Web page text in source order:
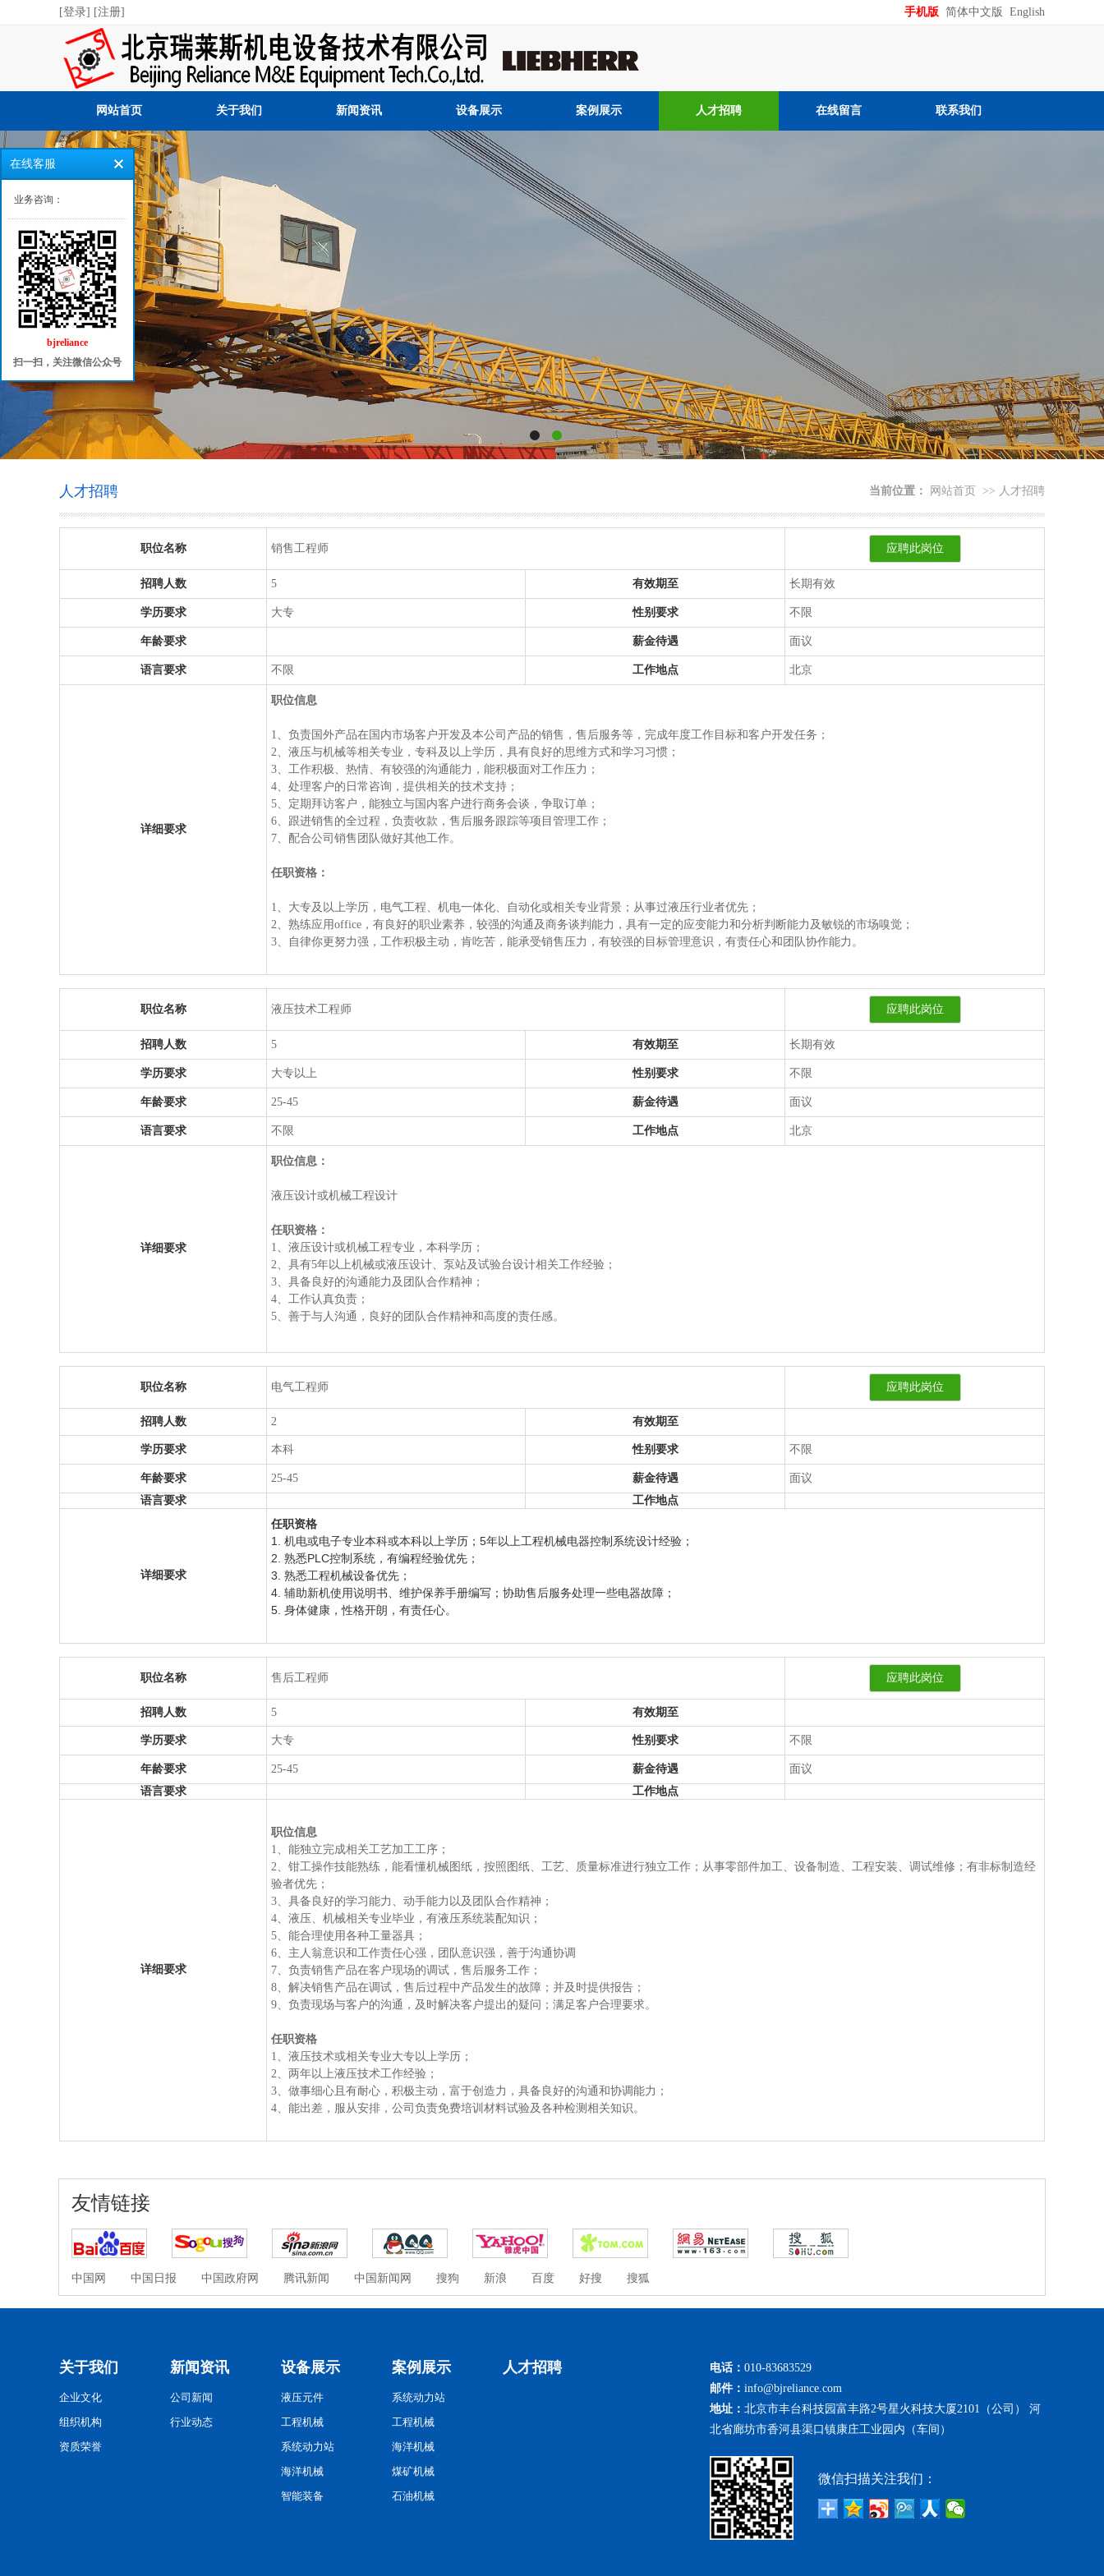
[登录] [注册] 手机版 简体中文版 English
网站首页 关于我们 新闻资讯 设备展示 案例展示 人才招聘 在线留言 联系我们
当前位置： 网站首页 >> 人才招聘
人才招聘
职位名称 销售工程师 应聘此岗位
招聘人数 5 有效期至 长期有效
学历要求 大专 性别要求 不限
年龄要求 薪金待遇 面议
语言要求 不限 工作地点 北京
详细要求
职位信息
1、负责国外产品在国内市场客户开发及本公司产品的销售，售后服务等，完成年度工作目标和客户开发任务；
2、液压与机械等相关专业，专科及以上学历，具有良好的思维方式和学习习惯；
3、工作积极、热情、有较强的沟通能力，能积极面对工作压力；
4、处理客户的日常咨询，提供相关的技术支持；
5、定期拜访客户，能独立与国内客户进行商务会谈，争取订单；
6、跟进销售的全过程，负责收款，售后服务跟踪等项目管理工作；
7、配合公司销售团队做好其他工作。
任职资格：
1、大专及以上学历，电气工程、机电一体化、自动化或相关专业背景；从事过液压行业者优先；
2、熟练应用office，有良好的职业素养，较强的沟通及商务谈判能力，具有一定的应变能力和分析判断能力及敏锐的市场嗅觉；
3、自律你更努力强，工作积极主动，肯吃苦，能承受销售压力，有较强的目标管理意识，有责任心和团队协作能力。
职位名称 液压技术工程师 应聘此岗位
招聘人数 5 有效期至 长期有效
学历要求 大专以上 性别要求 不限
年龄要求 25-45 薪金待遇 面议
语言要求 不限 工作地点 北京
详细要求
职位信息：
液压设计或机械工程设计
任职资格：
1、液压设计或机械工程专业，本科学历；
2、具有5年以上机械或液压设计、泵站及试验台设计相关工作经验；
3、具备良好的沟通能力及团队合作精神；
4、工作认真负责；
5、善于与人沟通，良好的团队合作精神和高度的责任感。
职位名称 电气工程师 应聘此岗位
招聘人数 2 有效期至
学历要求 本科 性别要求 不限
年龄要求 25-45 薪金待遇
面议
语言要求
工作地点
详细要求
任职资格
1. 机电或电子专业本科或本科以上学历；5年以上工程机械电器控制系统设计经验；
2. 熟悉PLC控制系统，有编程经验优先；
3. 熟悉工程机械设备优先；
4. 辅助新机使用说明书、维护保养手册编写；协助售后服务处理一些电器故障；
5. 身体健康，性格开朗，有责任心。
职位名称 售后工程师 应聘此岗位
招聘人数 5 有效期至
学历要求 大专 性别要求 不限
年龄要求 25-45 薪金待遇
面议
语言要求
工作地点
详细要求
职位信息
1、能独立完成相关工艺加工工序；
2、钳工操作技能熟练，能看懂机械图纸，按照图纸、工艺、质量标准进行独立工作；从事零部件加工、设备制造、工程安装、调试维修；有非标制造经
验者优先；
3、具备良好的学习能力、动手能力以及团队合作精神；
4、液压、机械相关专业毕业，有液压系统装配知识；
5、能合理使用各种工量器具；
6、主人翁意识和工作责任心强，团队意识强，善于沟通协调
7、负责销售产品在客户现场的调试，售后服务工作；
8、解决销售产品在调试，售后过程中产品发生的故障；并及时提供报告；
9、负责现场与客户的沟通，及时解决客户提出的疑问；满足客户合理要求。
任职资格
1、液压技术或相关专业大专以上学历；
2、两年以上液压技术工作经验；
3、做事细心且有耐心，积极主动，富于创造力，具备良好的沟通和协调能力；
4、能出差，服从安排，公司负责免费培训材料试验及各种检测相关知识。
友情链接
中国网 中国日报 中国政府网 腾讯新闻 中国新闻网 搜狗 新浪 百度 好搜 搜狐
关于我们
企业文化
组织机构
资质荣誉
新闻资讯
公司新闻
行业动态
设备展示
液压元件
工程机械
系统动力站
海洋机械
智能装备
案例展示
系统动力站
工程机械
海洋机械
煤矿机械
石油机械
人才招聘 电话： 010-83683529
邮件： info@bjreliance.com
地址： 北京市丰台科技园富丰路2号星火科技大厦2101（公司） 河
北省廊坊市香河县渠口镇康庄工业园内（车间）
微信扫描关注我们：
在线客服
业务咨询：
bjreliance
扫一扫，关注微信公众号